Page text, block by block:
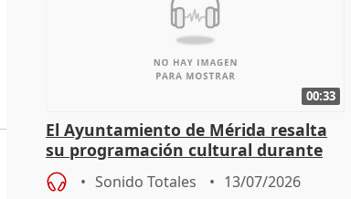
00:33
El Ayuntamiento de Mérida resalta
su programación cultural durante
todo el año
Sonido Totales 13/07/2026